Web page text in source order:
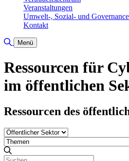
Veranstaltungen
Umwelt-, Sozial- und
Kontakt
Suche umschalten
Menü
Ressourcen für
im öffentlichen
Ressourcen des